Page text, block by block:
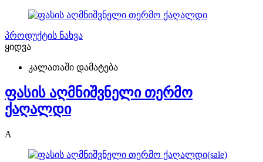
პროდუქტის ნახვა
ყიდვა
კალათაში დამატება
ფასის აღმნიშვნელი თერმო
ქაღალდი
A